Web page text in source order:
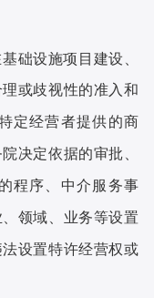
础设施项目建设、
或歧视性的准入和
定经营者提供的商
决定依据的审批、
程序、中介服务事
领域、业务等设置
设置特许经营权或